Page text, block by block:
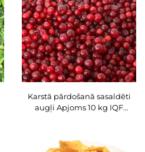
Karstā pārdošanā sasaldēti
augļi Apjoms 10 kg IQF
vairumtirdzniecībai